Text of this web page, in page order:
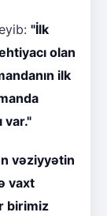
"İlk
olan
ilk
var."
vəziyyətin
vaxt
birimiz